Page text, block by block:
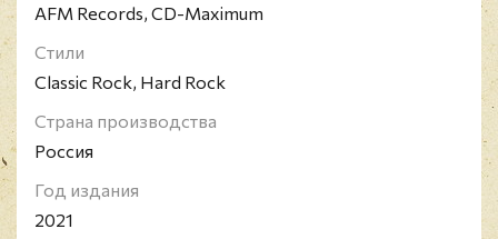
AFM Records, CD-Maximum
Стили
Classic Rock, Hard Rock
Страна производства
Россия
Год издания
2021